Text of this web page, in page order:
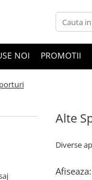
NOI PROMOTII
Alte
Diverse
Afiseaza: